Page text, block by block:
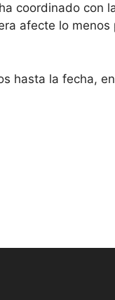
coordinado con
afecte lo menos
hasta la fecha,